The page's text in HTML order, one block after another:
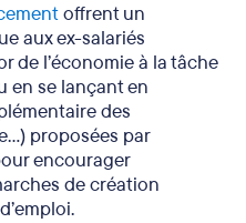
offrent un
aux ex-salariés
de l’économie à la tâche
en se lançant en
des
proposées par
encourager
de création